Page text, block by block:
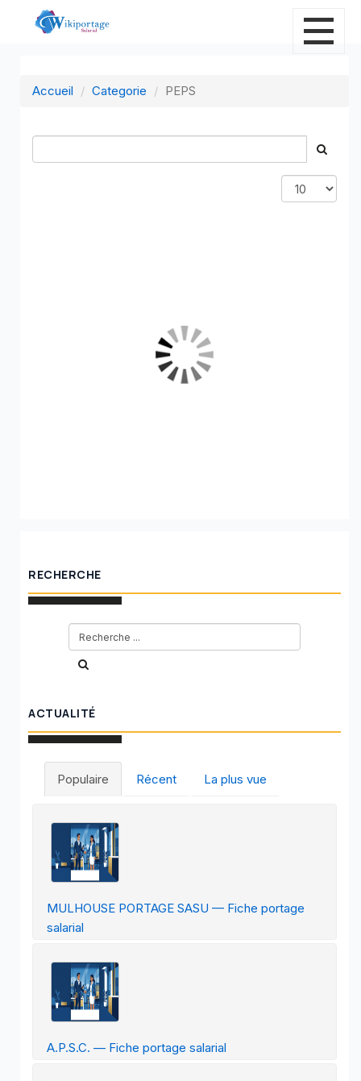
Accueil Categorie PEPS
RECHERCHE
ACTUALITÉ
Populaire Récent La plus vue
MULHOUSE PORTAGE SASU — Fiche portage
salarial
A.P.S.C. — Fiche portage salarial